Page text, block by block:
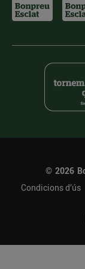
© 2026
Condicions d’ús